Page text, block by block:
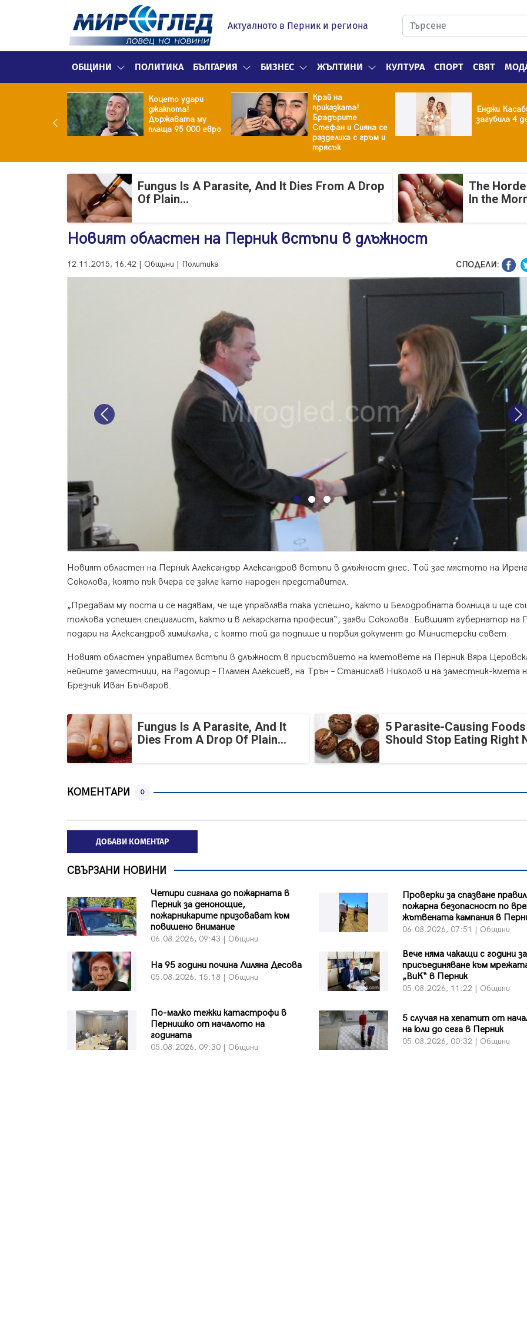
Актуалното в Перник и региона
ОБЩИНИ ПОЛИТИКА БЪЛГАРИЯ БИЗНЕС ЖЪЛТИНИ КУЛТУРА СПОРТ СВЯТ
Коцето удари
джакпота!
Държавата му
плаща 95 000 евро
Край на
приказката!
Брадърите
Стефан и Сияна се
разделиха с гръм и
трясък
Енджи
загубила 4
Fungus Is A Parasite, And It Dies From A Drop
Of Plain...
The
In the
Новият областен на Перник встъпи в длъжност
12.11.2015, 16:42 | Общини | Политика СПОДЕЛИ:
Previous
Новият областен на Перник Александър Александров встъпи в длъжност днес. Той зае мястото на Ирена
Соколова, която пък вчера се закле като народен представител.
„Предавам му поста и се надявам, че ще управлява така успешно, както и Белодробната болница и ще
толкова успешен специалист, както и в лекарската професия“, заяви Соколова. Бившият губернатор на
подари на Александров химикалка, с която той да подпише и първия документ до Министерски съвет.
Новият областен управител встъпи в длъжност в присъствието на кметовете на Перник Вяра
нейните заместници, на Радомир – Пламен Алексиев, на Трън – Станислав Николов и на заместник-кмета
Брезник Иван Бъчваров.
Fungus Is A Parasite, And It
Dies From A Drop Of Plain...
5 Parasite-Causing
Should Stop Eating Right
КОМЕНТАРИ 0
ДОБАВИ КОМЕНТАР
СВЪРЗАНИ НОВИНИ
Четири сигнала до пожарната в
Перник за денонощие,
пожарникарите призовават към
повишено внимание
06.08.2026, 09:43 | Общини
Проверки за спазване
пожарна безопасност по
жътвената кампания в
06.08.2026, 07:51 | Общини
На 95 години почина Лиляна Десова
05.08.2026, 15:18 | Общини
Вече няма чакащи с години за
присъединяване към
„ВиК“ в Перник
05.08.2026, 11:22 | Общини
По-малко тежки катастрофи в
Пернишко от началото на
годината
05.08.2026, 09:30 | Общини
5 случая на хепатит от
на юли до сега в Перник
05.08.2026, 00:32 | Общини